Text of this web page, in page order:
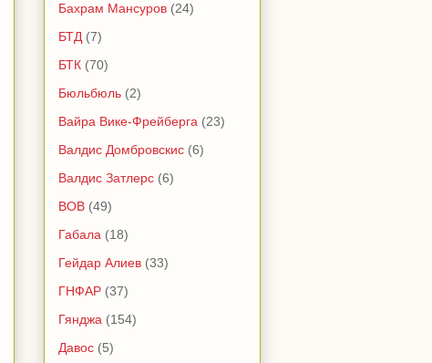
Бахрам Мансуров (24)
БТД (7)
БТК (70)
Бюльбюль (2)
Вайра Вике-Фрейберга (23)
Валдис Домбровскис (6)
Валдис Затлерс (6)
ВОВ (49)
Габала (18)
Гейдар Алиев (33)
ГНФАР (37)
Гянджа (154)
Давос (5)